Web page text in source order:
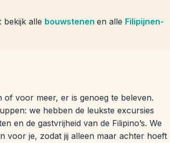
bekijk alle bouwstenen en alle Filipijnen-
of voor meer, er is genoeg te beleven.
we hebben de leukste excursies
en de gastvrijheid van de Filipino’s. We
voor je, zodat jij alleen maar achter hoeft